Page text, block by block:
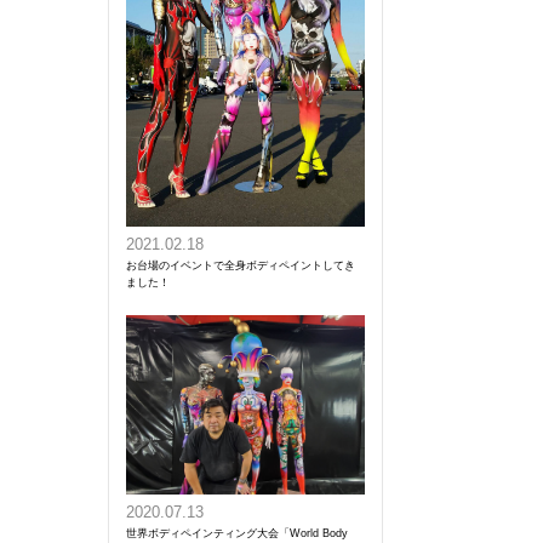
2021.02.18
お台場のイベントで全身ボディペイントしてき
ました！
2020.07.13
世界ボディペインティング大会「World Body